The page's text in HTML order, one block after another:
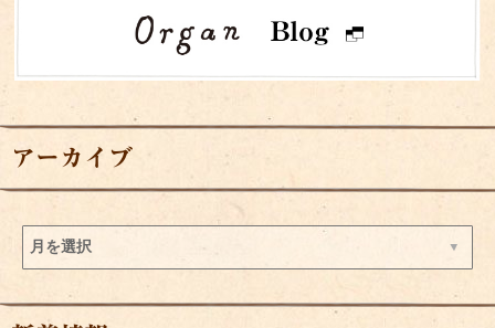
アーカイブ